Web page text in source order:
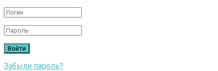
Забыли пароль?